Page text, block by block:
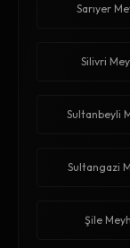
Sarıyer
Silivri
Sultanbeyli
Sultangazi
Şile